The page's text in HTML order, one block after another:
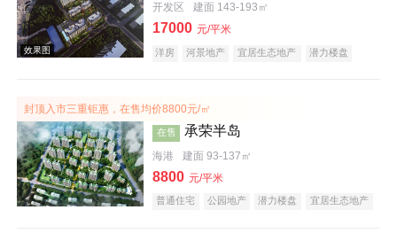
效果图
开发区 建面 143-193㎡
17000 元/平米
洋房 河景地产 宜居生态地产 潜力楼盘
封顶入市三重钜惠，在售均价8800元/㎡
在售 承荣半岛
海港 建面 93-137㎡
8800 元/平米
普通住宅 公园地产 潜力楼盘 宜居生态地产